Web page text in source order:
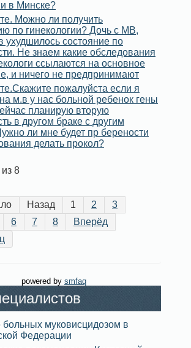
в Минске?
Можно ли получить
по гинекологии? Дочь с МВ,
ухудшилось состояние по
Не знаем какие обследования
ссылаются на основное
и ничего не предпринимают
пожалуйста если я
м.в у нас больной ребенок гены
планирую вторую
в другом браке с другим
ли мне будет пр берености
делать прокол?
8
Назад 1 2
3
6 7 8
Вперёд
powered by smfaq
больных муковисцидозом в
Федерации